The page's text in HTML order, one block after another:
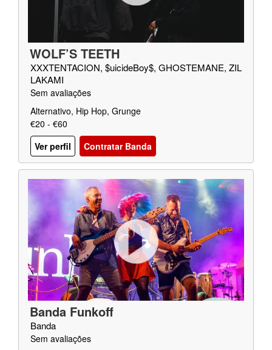
WOLF’S TEETH
XXXTENTACION, $uicideBoy$, GHOSTEMANE, ZIL
LAKAMI
Sem avaliações
Alternativo, Hip Hop, Grunge
€20 - €60
Ver perfil
Contratar Banda
Banda Funkoff
Banda
Sem avaliações